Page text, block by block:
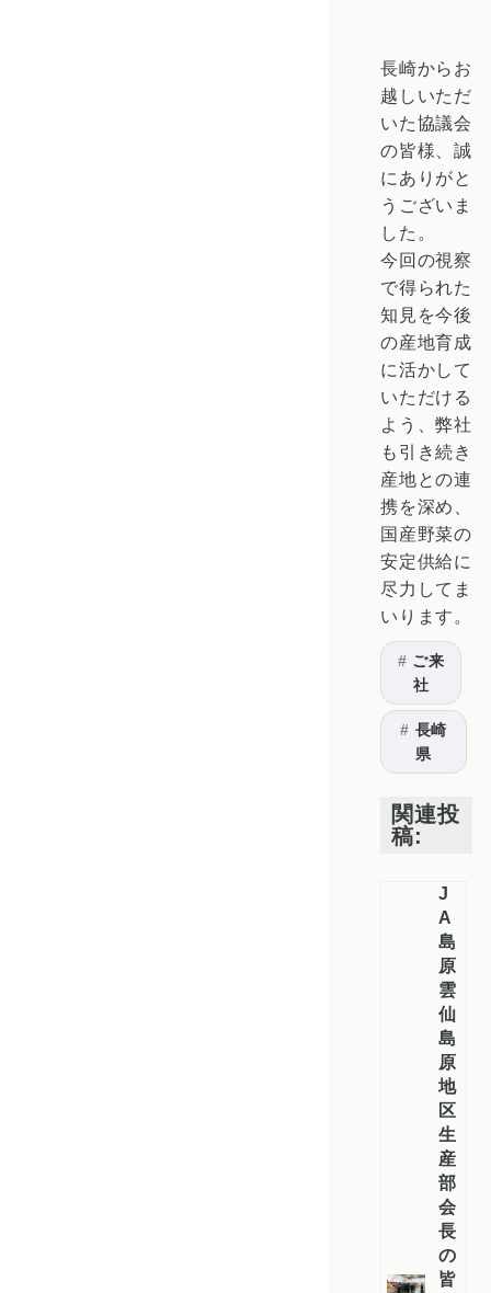
長崎からお
越しいただ
いた協議会
の皆様、誠
にありがと
うございま
した。
今回の視察
で得られた
知見を今後
の産地育成
に活かして
いただける
よう、弊社
も引き続き
産地との連
携を深め、
国産野菜の
安定供給に
尽力してま
いります。
ご来
社
長崎
県
関連投
稿:
J
A
島
原
雲
仙
島
原
地
区
生
産
部
会
長
の
皆